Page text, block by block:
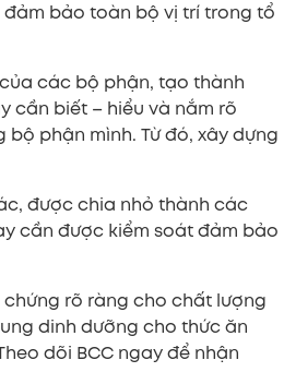
bảo toàn bộ vị trí trong tổ
các bộ phận, tạo thành
cần biết – hiểu và nắm rõ
phận mình. Từ đó, xây dựng
được chia nhỏ thành các
cần được kiểm soát đảm bảo
chứng rõ ràng cho chất lượng
dinh dưỡng cho thức ăn
dõi BCC ngay để nhận